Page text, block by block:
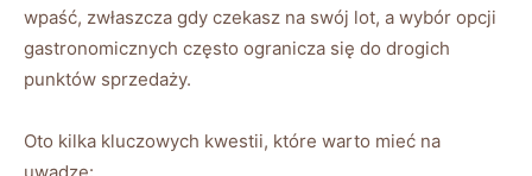
wpaść, zwłaszcza gdy czekasz na swój lot, a wybór opcji
gastronomicznych często ogranicza się do drogich
punktów sprzedaży.
Oto kilka kluczowych kwestii, które warto mieć na